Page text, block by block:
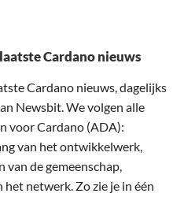
Cardano nieuws
Cardano nieuws, dagelijks
Newsbit. We volgen alle
voor Cardano (ADA):
van het ontwikkelwerk,
de gemeenschap,
het netwerk. Zo zie je in één